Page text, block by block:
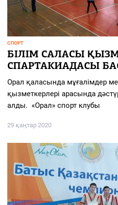
СПОРТ
БІЛІМ САЛАСЫ
СПАРТАКИАДАСЫ
Орал қаласында мұғалімдер
қызметкерлері арасында
алды. «Орал» спорт клубы
29 қаңтар 2020